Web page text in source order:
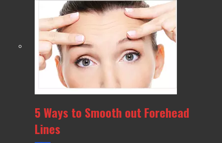
5 Ways to Smooth out Forehead
Lines